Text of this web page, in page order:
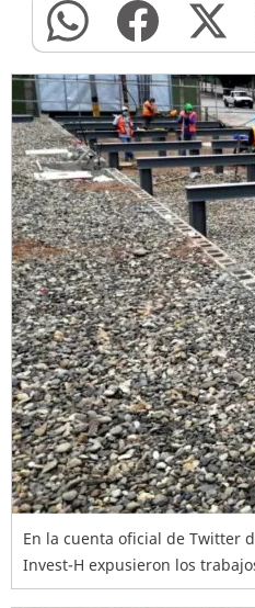
En la cuenta oficial de Twitter
Invest-H expusieron los